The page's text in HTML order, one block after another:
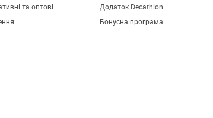
та оптові
Додаток Decathlon
Бонусна програма